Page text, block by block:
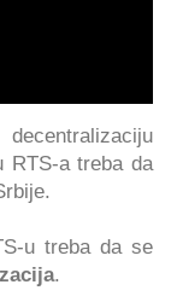
RTS-a treba da
u treba da se
.